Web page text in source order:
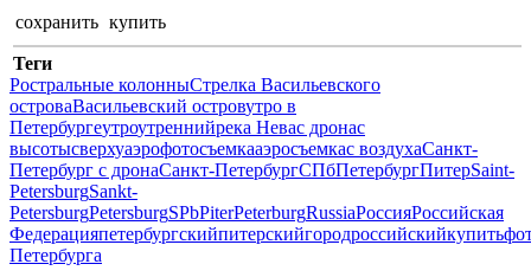
сохранить купить
Теги
Ростральные колонныСтрелка Васильевского
островаВасильевский островутро в
Петербургеутроутреннийрека Невас дронас
высотысверхуаэрофотосъемкааэросъемкас воздухаСанкт-
Петербург с дронаСанкт-ПетербургСПбПетербургПитерSaint-
PetersburgSankt-
PetersburgPetersburgSPbPiterPeterburgRussiaРоссияРоссийская
Федерацияпетербургскийпитерскийгородроссийскийкупить
Петербурга